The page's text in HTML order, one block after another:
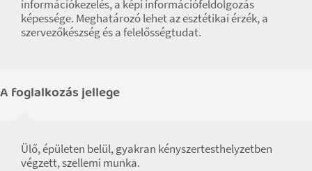
információkezelés, a képi információfeldolgozás
képessége. Meghatározó lehet az esztétikai érzék, a
szervezőkészség és a felelősségtudat.
A foglalkozás jellege
Ülő, épületen belül, gyakran kényszertesthelyzetben
végzett, szellemi munka.